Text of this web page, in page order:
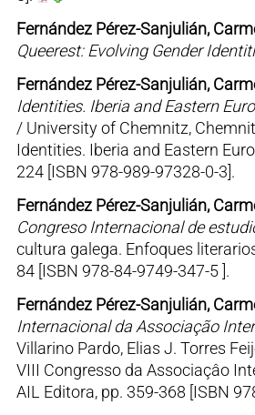
Fernández Pérez-Sanjulián,
Queerest: Evolving Gender
Fernández Pérez-Sanjulián,
Identities. Iberia and Eastern
/ University of Chemnitz,
Identities. Iberia and Eastern
224 [ISBN 978-989-97328-0-3].
Fernández Pérez-Sanjulián,
Congreso Internacional de
cultura galega. Enfoques
84 [ISBN 978-84-9749-347-5 ].
Fernández Pérez-Sanjulián,
Internacional da Associação
Villarino Pardo, Elias J. Torres
VIII Congresso da Associaçâo
AIL Editora, pp. 359-368 [ISBN